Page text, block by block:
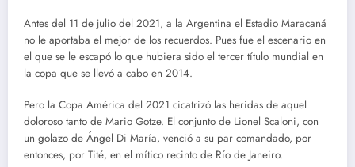
Antes del 11 de julio del 2021, a la Argentina el Estadio Maracaná
no le aportaba el mejor de los recuerdos. Pues fue el escenario en
el que se le escapó lo que hubiera sido el tercer título mundial en
la copa que se llevó a cabo en 2014.
Pero la Copa América del 2021 cicatrizó las heridas de aquel
doloroso tanto de Mario Gotze. El conjunto de Lionel Scaloni, con
un golazo de Ángel Di María, venció a su par comandado, por
entonces, por Tité, en el mítico recinto de Río de Janeiro.